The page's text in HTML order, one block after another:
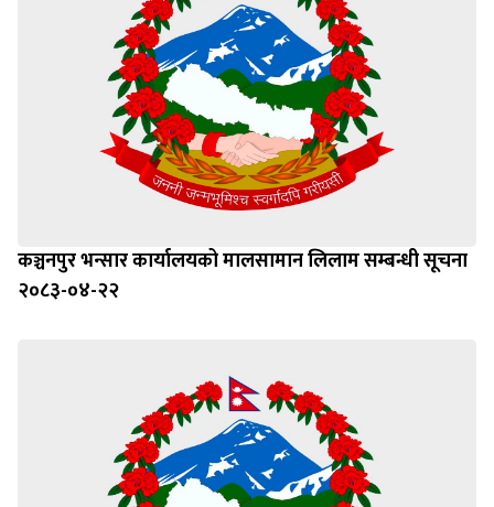
कञ्चनपुर भन्सार कार्यालयको मालसामान लिलाम सम्बन्धी सूचना
२०८३-०४-२२